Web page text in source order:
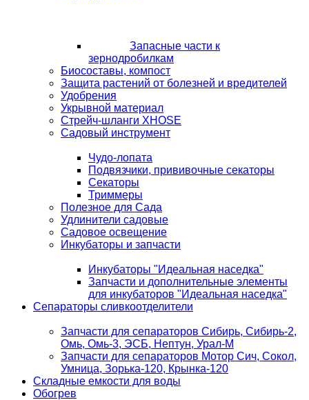
Запасные части к
зернодробилкам
Биосоставы, компост
Защита растений от болезней и вредителей
Удобрения
Укрывной материал
Стрейч-шланги XHOSE
Садовый инструмент
Чудо-лопата
Подвязчики, прививочные секаторы
Секаторы
Триммеры
Полезное для Сада
Удлинители садовые
Садовое освещение
Инкубаторы и запчасти
Инкубаторы "Идеальная наседка"
Запчасти и дополнительные элементы
для инкубаторов "Идеальная наседка"
Сепараторы сливкоотделители
Запчасти для сепараторов Сибирь, Сибирь-2,
Омь, Омь-3, ЭСБ, Нептун, Урал-М
Запчасти для сепараторов Мотор Сич, Сокол,
Умница, Зорька-120, Крынка-120
Складные емкости для воды
Обогрев